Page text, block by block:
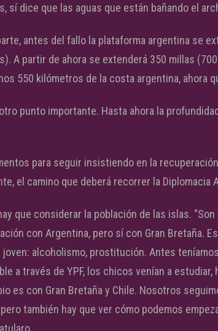
sí dice que las aguas que están bañando el
antes del fallo la plataforma argentina se
A partir de ahora se extenderá 350 millas
550 kilómetros de la costa argentina, ahora
punto importante. Hasta ahora la
para seguir insistiendo en la
el camino que deberá recorrer la Diplomacia
que considerar la población de las islas.
con Argentina, pero sí con Gran Bretaña.
joven: alcoholismo, prostitución. Antes
a través de YPF, los chicos venían a
es con Gran Bretaña y Chile. Nosotros
también hay que ver cómo podemos